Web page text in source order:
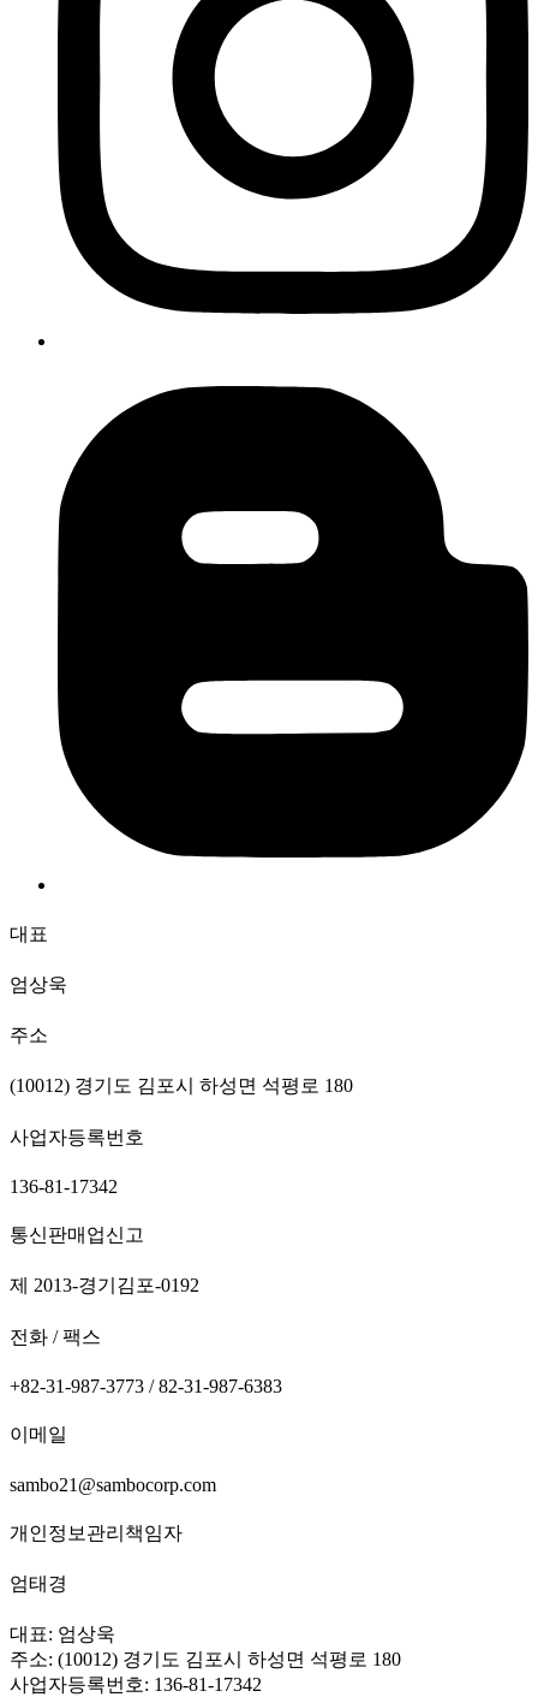
대표
엄상욱
주소
(10012) 경기도 김포시 하성면 석평로 180
사업자등록번호
136-81-17342
통신판매업신고
제 2013-경기김포-0192
전화 / 팩스
+82-31-987-3773 / 82-31-987-6383
이메일
sambo21@sambocorp.com
개인정보관리책임자
엄태경
대표: 엄상욱
주소: (10012) 경기도 김포시 하성면 석평로 180
사업자등록번호: 136-81-17342